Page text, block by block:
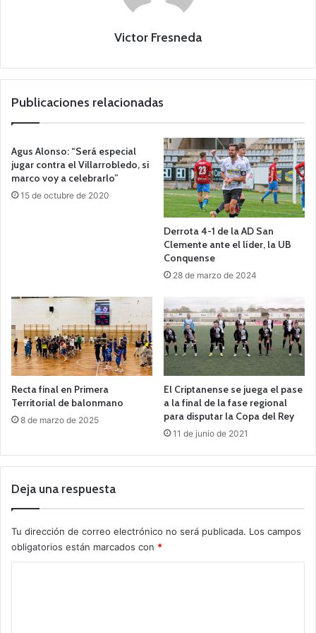
Victor Fresneda
Publicaciones relacionadas
Agus Alonso: “Será especial
jugar contra el Villarrobledo, si
marco voy a celebrarlo”
15 de octubre de 2020
Derrota 4-1 de la AD San
Clemente ante el líder, la UB
Conquense
28 de marzo de 2024
Recta final en Primera
Territorial de balonmano
8 de marzo de 2025
El Criptanense se juega el pase
a la final de la fase regional
para disputar la Copa del Rey
11 de junio de 2021
Deja una respuesta
Tu dirección de correo electrónico no será publicada. Los campos
obligatorios están marcados con *